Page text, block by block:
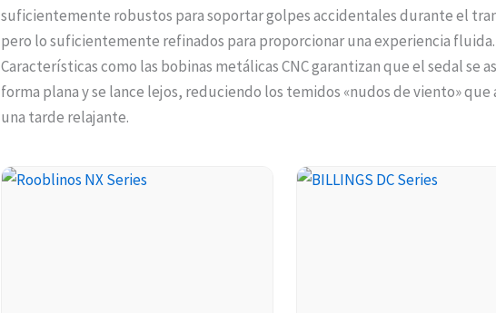
suficientemente robustos para soportar golpes accidentales durante el
pero lo suficientemente refinados para proporcionar una experiencia fluida.
Características como las bobinas metálicas CNC garantizan que el sedal se
forma plana y se lance lejos, reduciendo los temidos «nudos de viento» que
una tarde relajante.